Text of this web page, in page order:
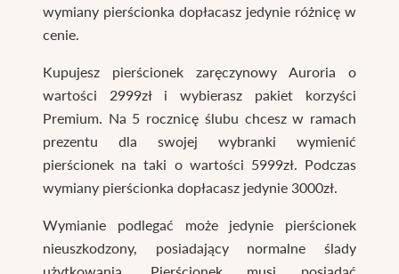
wymiany pierścionka dopłacasz jedynie różnicę w
cenie.
Kupujesz pierścionek zaręczynowy Auroria o
wartości 2999zł i wybierasz pakiet korzyści
Premium. Na 5 rocznicę ślubu chcesz w ramach
prezentu dla swojej wybranki wymienić
pierścionek na taki o wartości 5999zł. Podczas
wymiany pierścionka dopłacasz jedynie 3000zł.
Wymianie podlegać może jedynie pierścionek
nieuszkodzony, posiadający normalne ślady